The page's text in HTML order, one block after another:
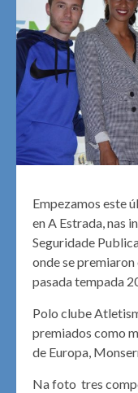
Empezamos este
en A Estrada, nas
Seguridade
onde se
pasada tempada
Polo clube
premiados como
de Europa,
Na foto tres